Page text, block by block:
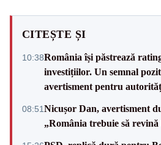
CITEȘTE ȘI
10:38România își păstrează
investițiilor. Un semnal
avertisment pentru
08:51Nicușor Dan, avertisment
„România trebuie să revină